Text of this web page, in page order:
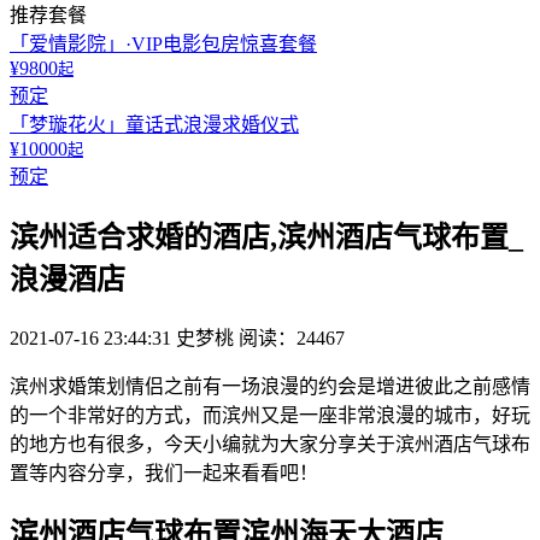
推荐套餐
「爱情影院」·VIP电影包房惊喜套餐
¥9800起
预定
「梦璇花火」童话式浪漫求婚仪式
¥10000起
预定
滨州适合求婚的酒店,滨州酒店气球布置_
浪漫酒店
2021-07-16 23:44:31 史梦桃 阅读：24467
滨州求婚策划情侣之前有一场浪漫的约会是增进彼此之前感情
的一个非常好的方式，而滨州又是一座非常浪漫的城市，好玩
的地方也有很多，今天小编就为大家分享关于滨州酒店气球布
置等内容分享，我们一起来看看吧！
滨州酒店气球布置滨州海天大酒店